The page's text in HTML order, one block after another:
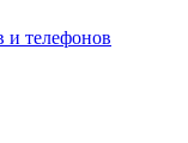
и телефонов